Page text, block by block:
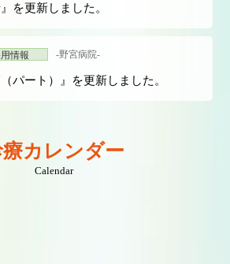
を更新しました。
情報 -野宮病院-
パート）』を更新しました。
カレンダー
Calendar